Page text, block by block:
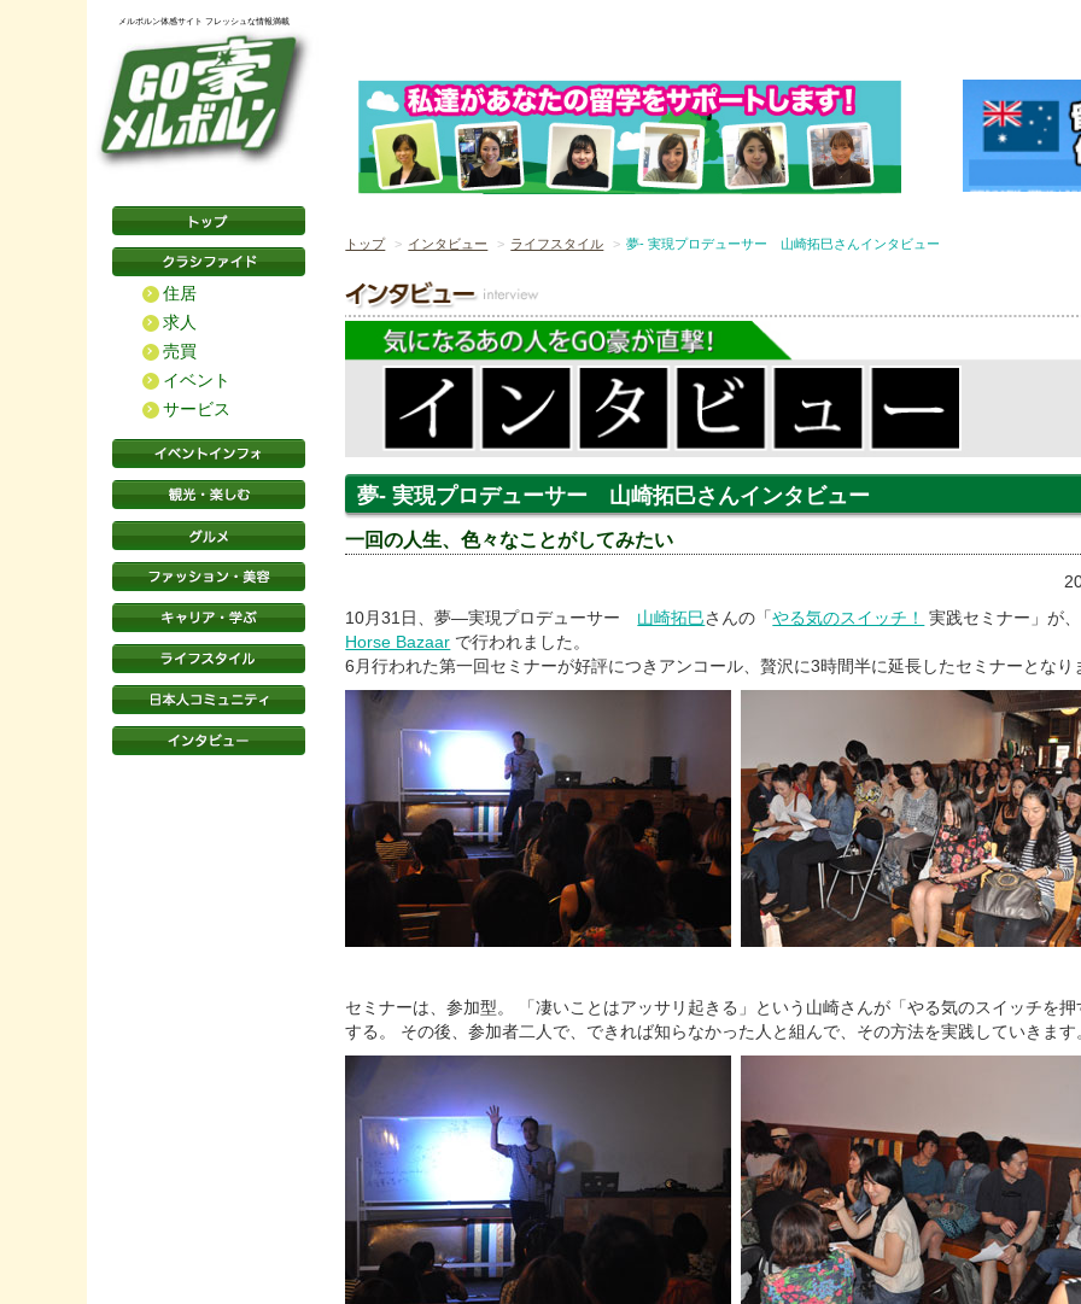
メルボルン体感サイト フレッシュな情報満載
住居
求人
売買
イベント
サービス
トップ インタビュー ライフスタイル 夢- 実現プロデューサー 山崎拓巳さんインタビュー
夢- 実現プロデューサー 山崎拓巳さんインタビュー
一回の人生、色々なことがしてみたい
10月31日、夢—実現プロデューサー 山崎拓巳さんの「やる気のスイッチ！
実践セミナー」が
Horse Bazaar で行われました。
6月行われた第一回セミナーが好評につきアンコール、贅沢に3時間半に延長したセミナーとなり
セミナーは、参加型。 「凄いことはアッサリ起きる」という山崎さんが「やる気のスイッチを
する。 その後、参加者二人で、できれば知らなかった人と組んで、その方法を実践していきます